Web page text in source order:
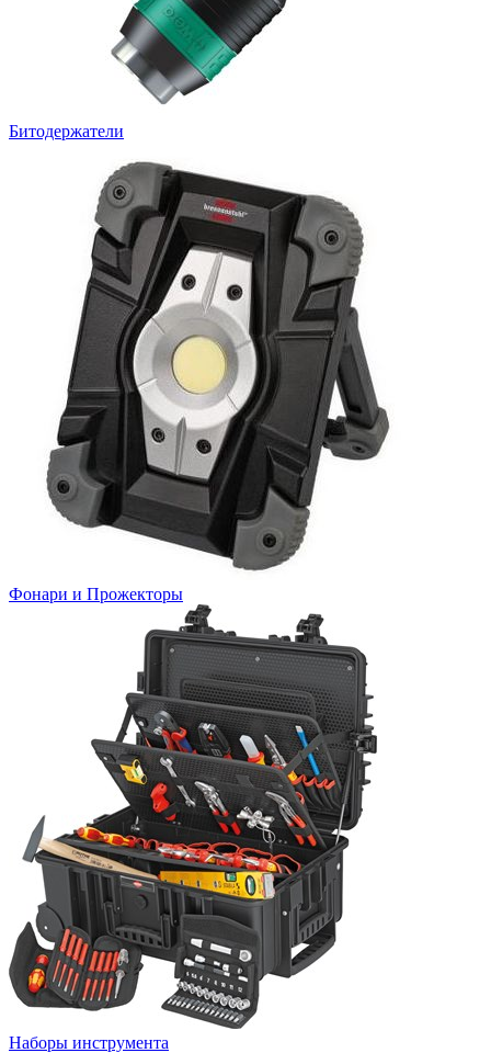
Битодержатели
Фонари и Прожекторы
Наборы инструмента